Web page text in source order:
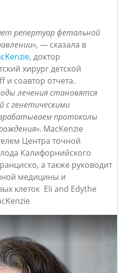
репертуар фетальной
, — сказала в
, доктор
хирург детской
и соавтор отчета.
лечения становятся
с генетическими
протоколы
. MacKenzie
Центра точной
Калифорнийского
а также руководит
медицины и
клеток Eli and Edythe